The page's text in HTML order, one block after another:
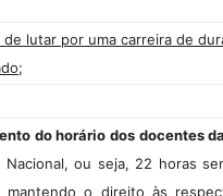
lutar por uma carreira de
;
do horário dos docentes
ou seja, 22 horas
o direito às